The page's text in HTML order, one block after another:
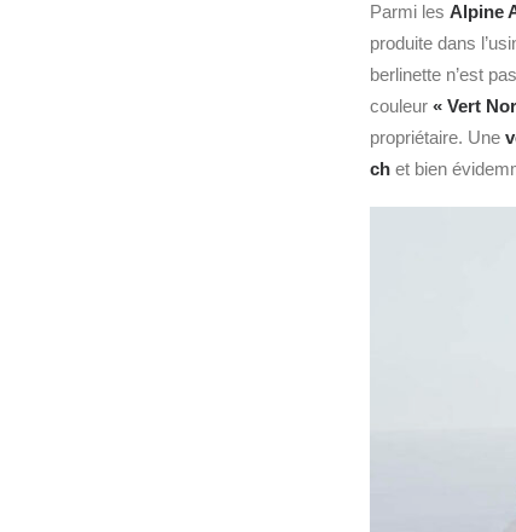
Parmi les Alpine
produite dans
berlinette n’est
couleur « Vert
propriétaire. Une
ch et bien